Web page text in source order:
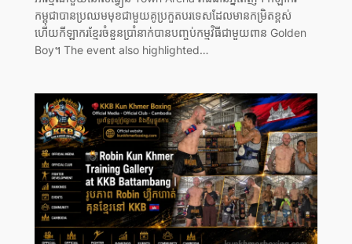
កម្ពុជាបានប្រឈមមុខជាមួយគូប្រកួតបរទេសដែលមានកម្រិតខ្ពស់
ហើយកីឡាករខ្មែរចំនួនប្រាំនាក់បានបញ្ចប់កម្មវិធីជាមួយពាន Golden
Boy។ The event also highlighted…